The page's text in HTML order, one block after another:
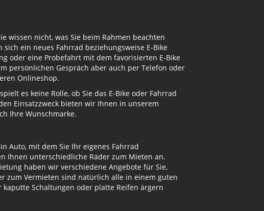
wissen nicht, was Sie beim Rahmen beachten
ein neues Fahrrad beziehungsweise E-Bike
oder eine Probefahrt mit dem favorisierten E-Bike
persönlichen Gespräch aber auch per Telefon oder
Onlineshop.
es keine Rolle, ob Sie das E-Bike oder Fahrrad
Einsatzzweck bieten wir Ihnen in unserem
Ihre Wunschmarke.
Auto, mit dem Sie Ihr eigenes Fahrrad
Ihnen unterschiedliche Räder zum Mieten an.
haben wir verschiedene Angebote für Sie,
zum Vermieten sind natürlich alle in einem guten
Schaltungen oder platte Reifen ärgern